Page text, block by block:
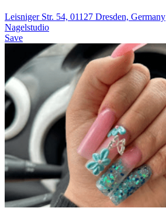
Leisniger Str. 54, 01127 Dresden, Germany
Nagelstudio
Save